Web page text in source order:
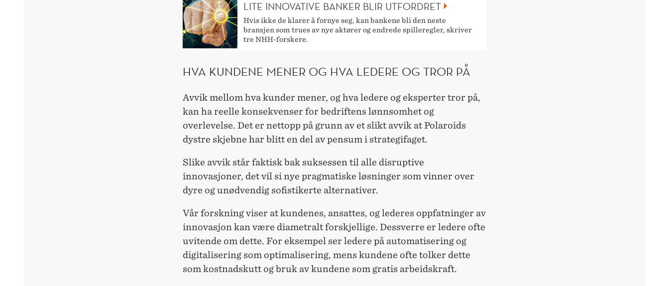
LITE INNOVATIVE BANKER BLIR UTFORDRET
Hvis ikke de klarer å fornye seg, kan bankene bli den neste
bransjen som trues av nye aktører og endrede spilleregler, skriver
tre NHH-forskere.
HVA KUNDENE MENER OG HVA LEDERE OG TROR PÅ
Avvik mellom hva kunder mener, og hva ledere og eksperter tror på,
kan ha reelle konsekvenser for bedriftens lønnsomhet og
overlevelse. Det er nettopp på grunn av et slikt avvik at Polaroids
dystre skjebne har blitt en del av pensum i strategifaget.
Slike avvik står faktisk bak suksessen til alle disruptive
innovasjoner, det vil si nye pragmatiske løsninger som vinner over
dyre og unødvendig sofistikerte alternativer.
Vår forskning viser at kundenes, ansattes, og lederes oppfatninger av
innovasjon kan være diametralt forskjellige. Dessverre er ledere ofte
uvitende om dette. For eksempel ser ledere på automatisering og
digitalisering som optimalisering, mens kundene ofte tolker dette
som kostnadskutt og bruk av kundene som gratis arbeidskraft.